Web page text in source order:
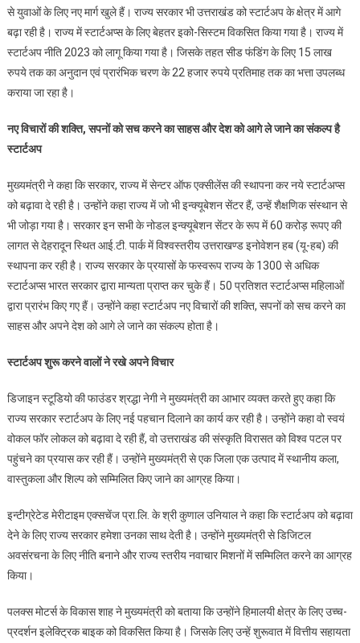
से युवाओं के लिए नए मार्ग खुले हैं। राज्य सरकार भी उत्तराखंड को स्टार्टअप के क्षेत्र में आगे
बढ़ा रही है। राज्य में स्टार्टअप्स के लिए बेहतर इको-सिस्टम विकसित किया गया है। राज्य में
स्टार्टअप नीति 2023 को लागू किया गया है। जिसके तहत सीड फंडिंग के लिए 15 लाख
रुपये तक का अनुदान एवं प्रारंभिक चरण के 22 हजार रुपये प्रतिमाह तक का भत्ता उपलब्ध
कराया जा रहा है।
नए विचारों की शक्ति, सपनों को सच करने का साहस और देश को आगे ले जाने का संकल्प है
स्टार्टअप
मुख्यमंत्री ने कहा कि सरकार, राज्य में सेन्टर ऑफ एक्सीलेंस की स्थापना कर नये स्टार्टअप्स
को बढ़ावा दे रही है। उन्होंने कहा राज्य में जो भी इन्क्यूबेशन सेंटर हैं, उन्हें शैक्षणिक संस्थान से
भी जोड़ा गया है। सरकार इन सभी के नोडल इन्क्यूबेशन सेंटर के रूप में 60 करोड़ रूपए की
लागत से देहरादून स्थित आई.टी. पार्क में विश्वस्तरीय उत्तराखण्ड इनोवेशन हब (यू-हब) की
स्थापना कर रही है। राज्य सरकार के प्रयासों के फस्वरूप राज्य के 1300 से अधिक
स्टार्टअप्स भारत सरकार द्वारा मान्यता प्राप्त कर चुके हैं। 50 प्रतिशत स्टार्टअप्स महिलाओं
द्वारा प्रारंभ किए गए हैं। उन्होंने कहा स्टार्टअप नए विचारों की शक्ति, सपनों को सच करने का
साहस और अपने देश को आगे ले जाने का संकल्प होता है।
स्टार्टअप शुरू करने वालों ने रखे अपने विचार
डिजाइन स्टूडियो की फाउंडर श्रद्धा नेगी ने मुख्यमंत्री का आभार व्यक्त करते हुए कहा कि
राज्य सरकार स्टार्टअप के लिए नई पहचान दिलाने का कार्य कर रही है। उन्होंने कहा वो स्वयं
वोकल फॉर लोकल को बढ़ावा दे रही हैं, वो उत्तराखंड की संस्कृति विरासत को विश्व पटल पर
पहुंचने का प्रयास कर रही हैं। उन्होंने मुख्यमंत्री से एक जिला एक उत्पाद में स्थानीय कला,
वास्तुकला और शिल्प को सम्मिलित किए जाने का आग्रह किया।
इन्टीग्रेटेड मेरीटाइम एक्सचेंज प्रा.लि. के श्री कुणाल उनियाल ने कहा कि स्टार्टअप को बढ़ावा
देने के लिए राज्य सरकार हमेशा उनका साथ देती है। उन्होंने मुख्यमंत्री से डिजिटल
अवसंरचना के लिए नीति बनाने और राज्य स्तरीय नवाचार मिशनों में सम्मिलित करने का आग्रह
किया।
पलक्स मोटर्स के विकास शाह ने मुख्यमंत्री को बताया कि उन्होंने हिमालयी क्षेत्र के लिए उच्च-
प्रदर्शन इलेक्ट्रिक बाइक को विकसित किया है। जिसके लिए उन्हें शुरूवात में वित्तीय सहायता